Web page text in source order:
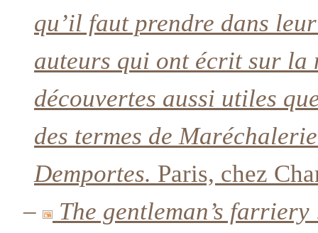
qu’il faut prendre dans
auteurs qui ont écrit sur la
découvertes aussi utiles
des termes de
Demportes. Paris, chez
–
The gentleman’s